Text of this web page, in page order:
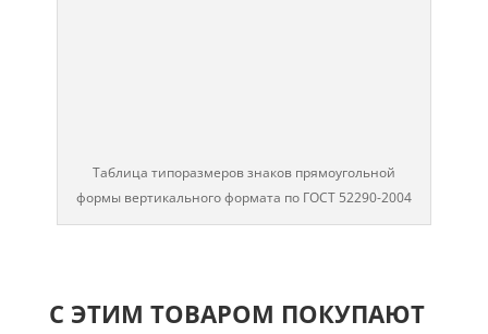
Таблица типоразмеров знаков прямоугольной
формы вертикального формата по ГОСТ 52290-2004
С ЭТИМ ТОВАРОМ ПОКУПАЮТ